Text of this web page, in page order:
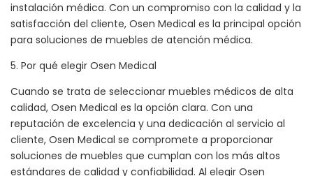
instalación médica. Con un compromiso con la calidad y la
satisfacción del cliente, Osen Medical es la principal opción
para soluciones de muebles de atención médica.
5. Por qué elegir Osen Medical
Cuando se trata de seleccionar muebles médicos de alta
calidad, Osen Medical es la opción clara. Con una
reputación de excelencia y una dedicación al servicio al
cliente, Osen Medical se compromete a proporcionar
soluciones de muebles que cumplan con los más altos
estándares de calidad y confiabilidad. Al elegir Osen